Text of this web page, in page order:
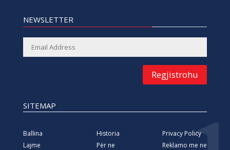
NEWSLETTER
Regjistrohu
SITEMAP
Ballina
Lajme
Historia
Për ne
Privacy Policy
Reklamo me ne